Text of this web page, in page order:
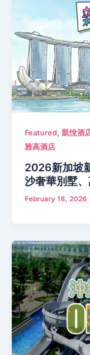
Featured, 凱悅酒
雅高酒店
2026新加坡
沙奢華別墅
February 18, 2026